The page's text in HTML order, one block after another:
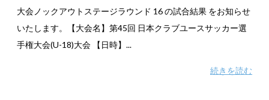
大会ノックアウトステージラウンド 16 の試合結果 をお知らせ
いたします。【大会名】第45回 日本クラブユースサッカー選
手権大会(U-18)大会 【日時】...
続きを読む